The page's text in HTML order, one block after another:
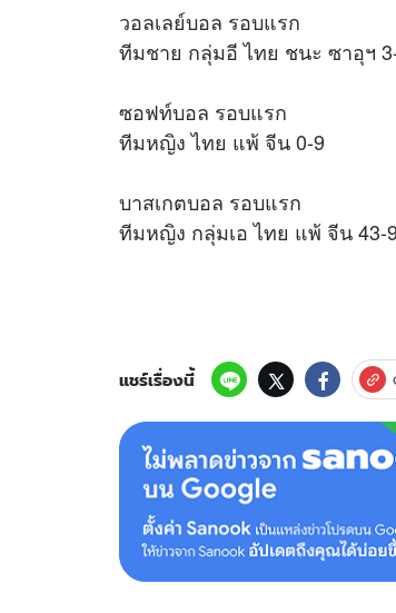
วอลเลย์บอล รอบแรก
ทีมชาย กลุ่มอี ไทย ชนะ ซาอุฯ
ซอฟท์บอล รอบแรก
ทีมหญิง ไทย แพ้ จีน 0-9
บาสเกตบอล รอบแรก
ทีมหญิง กลุ่มเอ ไทย แพ้ จีน 43-
แชร์เรื่องนี้